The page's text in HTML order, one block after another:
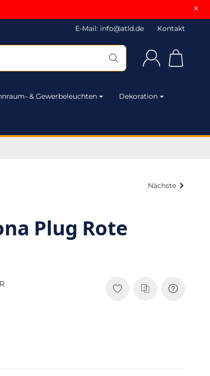
×
E-Mail: info@atld.de Kontakt
& Gewerbeleuchten Dekoration
Nächste
Plug Rote